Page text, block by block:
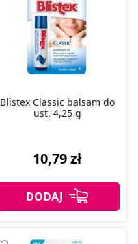
Blistex Classic balsam do
ust, 4,25 g
10,79 zł